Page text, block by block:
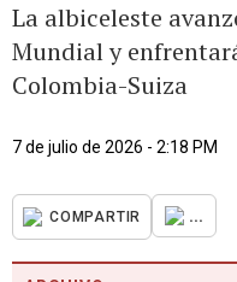
La albiceleste
Mundial y
Colombia-Suiza
7 de julio de 2026 - 2:18 PM
COMPARTIR ...